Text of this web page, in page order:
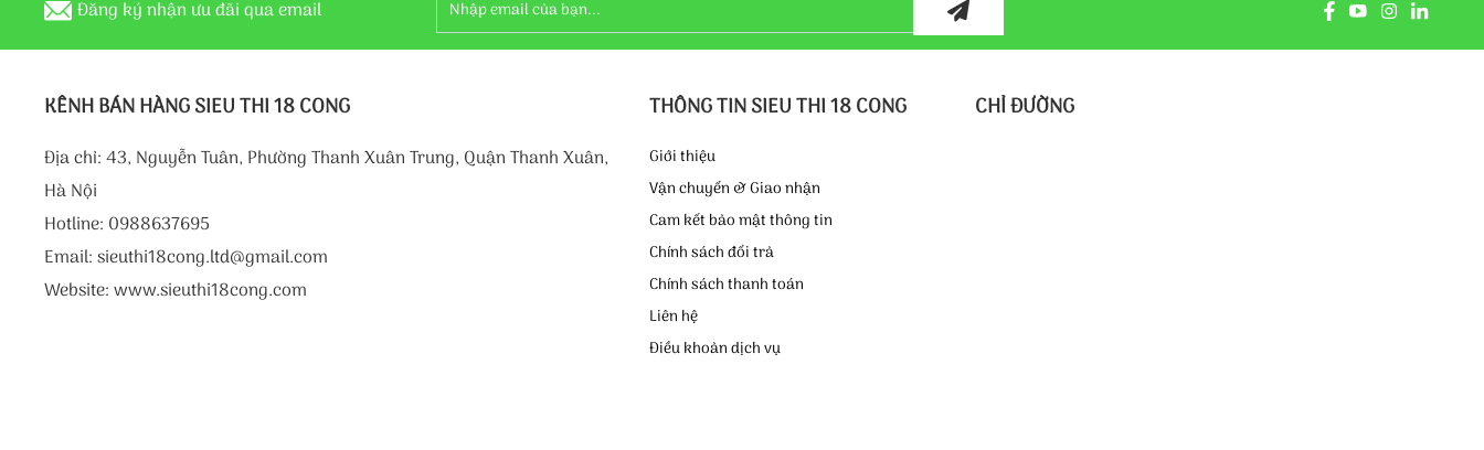
Đăng ký nhận ưu đãi qua email
KÊNH BÁN HÀNG SIEU THI 18 CONG
Địa chỉ: 43, Nguyễn Tuân, Phường Thanh Xuân Trung, Quận Thanh Xuân,
Hà Nội
Hotline: 0988637695
Email: sieuthi18cong.ltd@gmail.com
Website: www.sieuthi18cong.com
THÔNG TIN SIEU THI 18 CONG
Giới thiệu
Vận chuyển & Giao nhận
Cam kết bảo mật thông tin
Chính sách đổi trả
Chính sách thanh toán
Liên hệ
Điều khoản dịch vụ
CHỈ ĐƯỜNG